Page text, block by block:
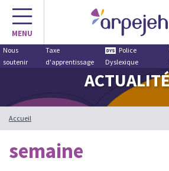
Aller
contenu
MENU
Nous
soutenir
Taxe
d'apprentissage
Police
Dyslexique
Accueil
semaine